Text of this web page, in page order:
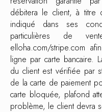
débitera le client, à titre
indiqué dans ses
particulières de
elloha.com/stripe.com
ligne par carte bancaire.
du client est vérifiée par
de la carte de paiement
carte bloquée, plafond
problème, le client devra